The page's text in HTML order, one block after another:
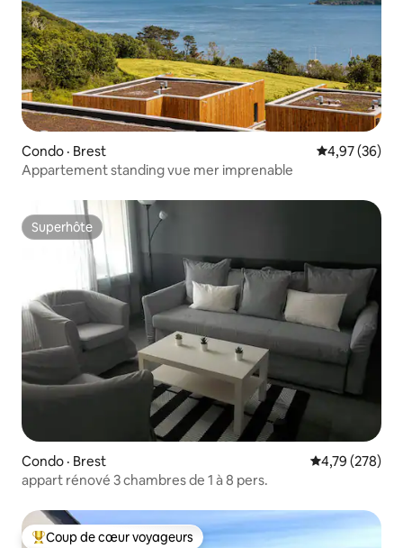
Condo · Brest Note
4,97 (36)
Appartement standing vue mer imprenable
Superhôte
Superhôte
Condo · Brest Note
4,79 (278)
appart rénové 3 chambres de 1 à 8 pers.
Coup de cœur voyageurs parmi les plus aimés
Coup de cœur voyageurs